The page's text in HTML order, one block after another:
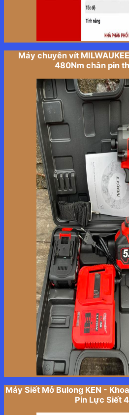
Máy chuyên vít
480Nm chân pin
Máy Siết Mở Bulong KEN -
Pin Lực Siết